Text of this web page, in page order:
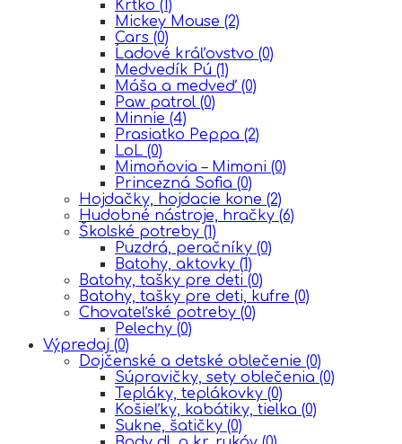
Krtko (1)
Mickey Mouse (2)
Cars (0)
Ĺadové kráľovstvo (0)
Medvedík Pú (1)
Máša a medveď (0)
Paw patrol (0)
Minnie (4)
Prasiatko Peppa (2)
LoL (0)
Mimoňovia – Mimoni (0)
Princezná Sofia (0)
Hojdačky, hojdacie kone (2)
Hudobné nástroje, hračky (6)
Školské potreby (1)
Puzdrá, peračníky (0)
Batohy, aktovky (1)
Batohy, tašky pre deti (0)
Batohy, tašky pre deti, kufre (0)
Chovateľské potreby (0)
Pelechy (0)
Výpredaj (0)
Dojčenské a detské oblečenie (0)
Súpravičky, sety oblečenia (0)
Tepláky, teplákovky (0)
Košieľky, kabátiky, tielka (0)
Sukne, šatičky (0)